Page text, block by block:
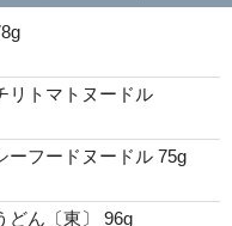
リトマトヌードル
ーフードヌードル 75g
どん〔東〕 96g